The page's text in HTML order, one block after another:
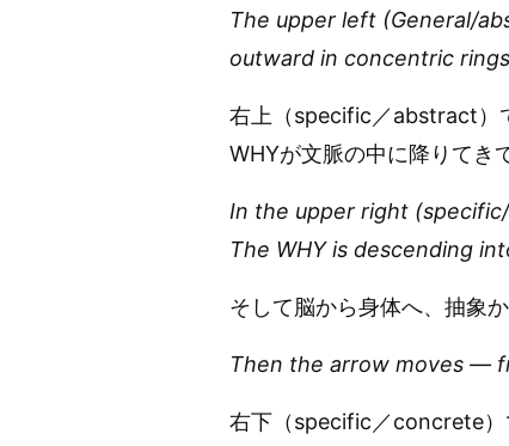
The upper left (General/
outward in concentric
右上（specific／abstract）
WHYが文脈の中に降りてき
In the upper right
The WHY is descending
そして脳から身体へ、抽象
Then the arrow moves —
右下（specific／concrete）